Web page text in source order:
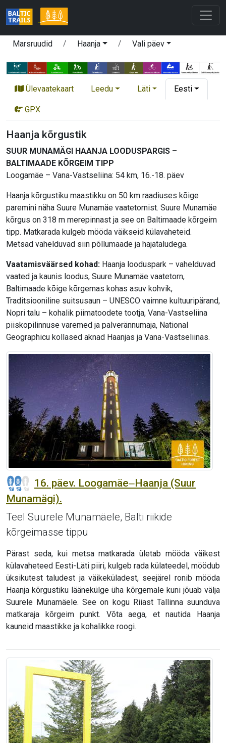
Marsruudid Haanja Vali päev
Ülevaatekaart Leedu Läti Eesti
GPX
Haanja kõrgustik
SUUR MUNAMÄGI HAANJA LOODUSPARGIS –
BALTIMAADE KÕRGEIM TIPP
Loogamäe – Vana-Vastseliina: 54 km, 16.-18. päev
Haanja kõrgustiku maastikku on 50 km raadiuses kõige
paremini näha Suure Munamäe vaatetornist. Suure Munamäe
kõrgus on 318 m merepinnast ja see on Baltimaade kõrgeim
tipp. Matkarada kulgeb mööda väikseid külavaheteid.
Metsad vahelduvad siin põllumaade ja hajataludega.
Vaatamisväärsed kohad: Haanja looduspark – vahelduvad
vaated ja kaunis loodus, Suure Munamäe vaatetorn,
Baltimaade kõige kõrgemas kohas asuv kohvik,
Traditsiooniline suitsusaun – UNESCO vaimne kultuuripärand,
Nopri talu – kohalik piimatoodete tootja, Vana-Vastseliina
piiskopilinnuse varemed ja palverännumaja, National
Geographicu kollased aknad Haanjas ja Vana-Vastseliinas.
16. päev. Loogamäe‒Haanja (Suur
Munamägi).
Teel Suurele Munamäele, Balti riikide
kõrgeimasse tippu
Pärast seda, kui metsa matkarada ületab mööda väikest
külavaheteed Eesti-Läti piiri, kulgeb rada külateedel, möödub
üksikutest taludest ja väikeküladest, seejärel ronib mööda
Haanja kõrgustiku läänekülge üha kõrgemale kuni jõuab välja
Suurele Munamäele. See on kogu Riiast Tallinna suunduva
matkaraja kõrgeim punkt. Võta aega, et nautida Haanja
kauneid maastikke ja kohalikke roogi.